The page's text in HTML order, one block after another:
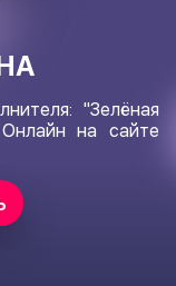
"Зелёная
на сайте